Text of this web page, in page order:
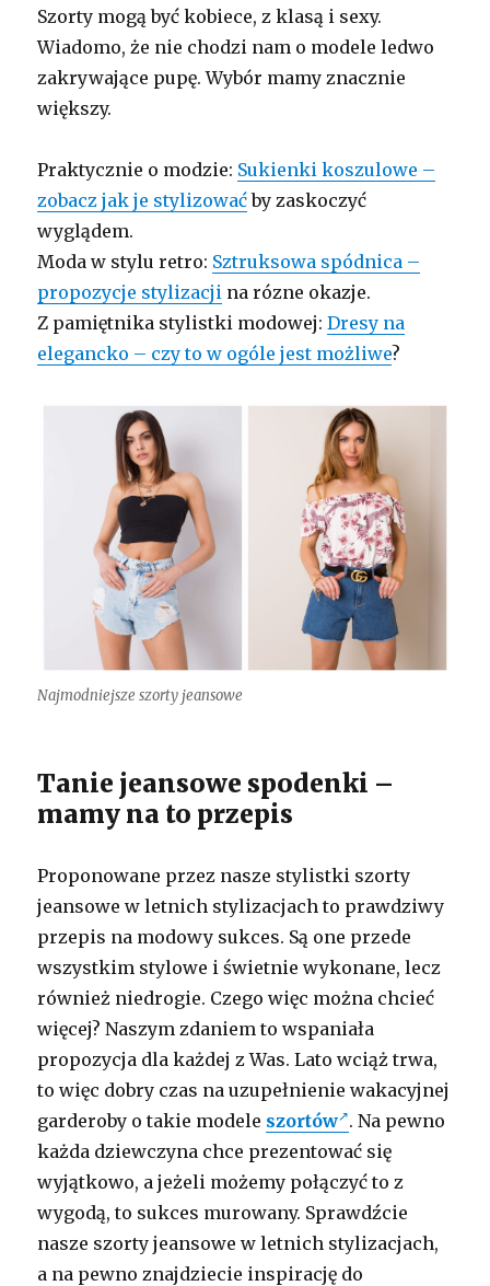
Szorty mogą być kobiece, z klasą i sexy.
Wiadomo, że nie chodzi nam o modele ledwo
zakrywające pupę. Wybór mamy znacznie
większy.
Praktycznie o modzie: Sukienki koszulowe –
zobacz jak je stylizowaćby zaskoczyć
wyglądem.
Moda w stylu retro: Sztruksowa spódnica –
propozycje stylizacji na rózne okazje.
Z pamiętnika stylistki modowej:Dresy na
elegancko – czy to w ogóle jest możliwe?
Najmodniejsze szorty jeansowe
Tanie jeansowe spodenki –
mamy na to przepis
Proponowane przez nasze stylistki szorty
jeansowe w letnich stylizacjach to prawdziwy
przepis na modowy sukces. Są one przede
wszystkim stylowe i świetnie wykonane, lecz
również niedrogie. Czego więc można chcieć
więcej? Naszym zdaniem to wspaniała
propozycja dla każdej z Was. Lato wciąż trwa,
to więc dobry czas na uzupełnienie wakacyjnej
garderoby o takie modele szortów . Na pewno
każda dziewczyna chce prezentować się
wyjątkowo, a jeżeli możemy połączyć to z
wygodą, to sukces murowany. Sprawdźcie
nasze szorty jeansowe w letnich stylizacjach,
a na pewno znajdziecie inspirację do